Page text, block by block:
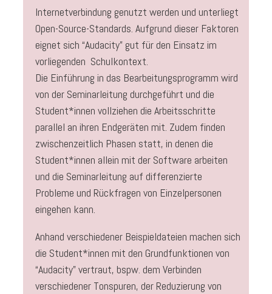
Internetverbindung genutzt werden und unterliegt
Open-Source-Standards. Aufgrund dieser Faktoren
eignet sich “Audacity” gut für den Einsatz im
vorliegenden Schulkontext.
Die Einführung in das Bearbeitungsprogramm wird
von der Seminarleitung durchgeführt und die
Student*innen vollziehen die Arbeitsschritte
parallel an ihren Endgeräten mit. Zudem finden
zwischenzeitlich Phasen statt, in denen die
Student*innen allein mit der Software arbeiten
und die Seminarleitung auf differenzierte
Probleme und Rückfragen von Einzelpersonen
eingehen kann.
Anhand verschiedener Beispieldateien machen sich
die Student*innen mit den Grundfunktionen von
“Audacity” vertraut, bspw. dem Verbinden
verschiedener Tonspuren, der Reduzierung von